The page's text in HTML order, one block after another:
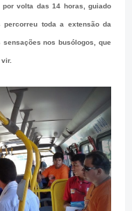
volta das 14 horas, guiado
toda a extensão da
nos busólogos, que